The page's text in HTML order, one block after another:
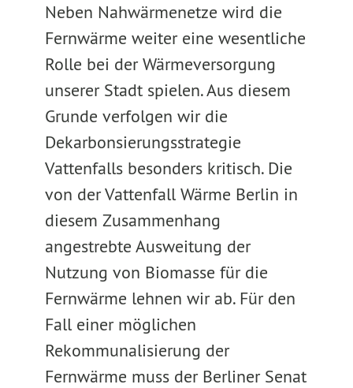
Neben Nahwärmenetze wird die
Fernwärme weiter eine wesentliche
Rolle bei der Wärmeversorgung
unserer Stadt spielen. Aus diesem
Grunde verfolgen wir die
Dekarbonsierungsstrategie
Vattenfalls besonders kritisch. Die
von der Vattenfall Wärme Berlin in
diesem Zusammenhang
angestrebte Ausweitung der
Nutzung von Biomasse für die
Fernwärme lehnen wir ab. Für den
Fall einer möglichen
Rekommunalisierung der
Fernwärme muss der Berliner Senat